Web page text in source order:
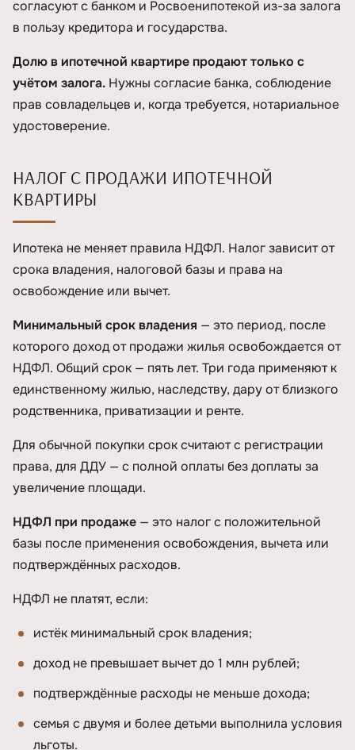
согласуют с банком и Росвоенипотекой из-за залога
в пользу кредитора и государства.
Долю в ипотечной квартире продают только с
учётом залога. Нужны согласие банка, соблюдение
прав совладельцев и, когда требуется, нотариальное
удостоверение.
НАЛОГ С ПРОДАЖИ ИПОТЕЧНОЙ
КВАРТИРЫ
Ипотека не меняет правила НДФЛ. Налог зависит от
срока владения, налоговой базы и права на
освобождение или вычет.
Минимальный срок владения — это период, после
которого доход от продажи жилья освобождается от
НДФЛ. Общий срок — пять лет. Три года применяют к
единственному жилью, наследству, дару от близкого
родственника, приватизации и ренте.
Для обычной покупки срок считают с регистрации
права, для ДДУ — с полной оплаты без доплаты за
увеличение площади.
НДФЛ при продаже — это налог с положительной
базы после применения освобождения, вычета или
подтверждённых расходов.
НДФЛ не платят, если:
истёк минимальный срок владения;
доход не превышает вычет до 1 млн рублей;
подтверждённые расходы не меньше дохода;
семья с двумя и более детьми выполнила условия
льготы.